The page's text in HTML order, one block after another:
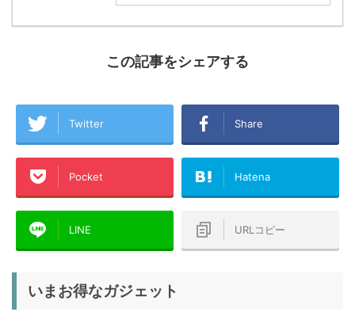
この記事をシェアする
Twitter Share
Pocket Hatena
LINE URLコピー
いまお得なガジェット